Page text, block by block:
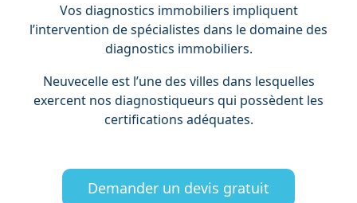
Vos diagnostics immobiliers impliquent
l’intervention de spécialistes dans le domaine des
diagnostics immobiliers.
Neuvecelle est l’une des villes dans lesquelles
exercent nos diagnostiqueurs qui possèdent les
certifications adéquates.
Demander un devis gratuit